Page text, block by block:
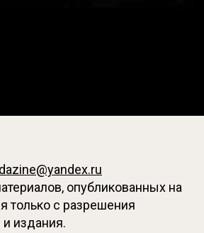
опубликованных на
только с разрешения
издания.